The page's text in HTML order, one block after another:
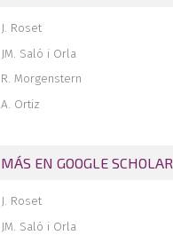
J. Roset
JM. Saló i Orla
R. Morgenstern
A. Ortiz
MÁS EN GOOGLE SCHOLAR
J. Roset
JM. Saló i Orla